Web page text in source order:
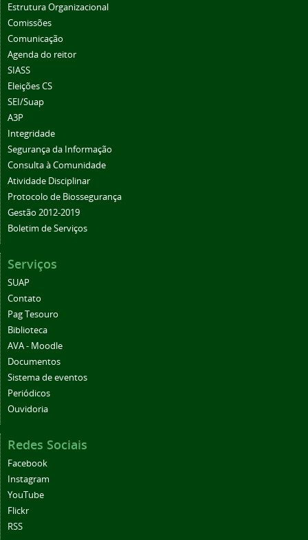
Estrutura Organizacional
Comissões
Comunicação
Agenda do reitor
SIASS
Eleições CS
SEI/Suap
A3P
Integridade
Segurança da Informação
Consulta à Comunidade
Atividade Disciplinar
Protocolo de Biossegurança
Gestão 2012-2019
Boletim de Serviços
Serviços
SUAP
Contato
Pag Tesouro
Biblioteca
AVA - Moodle
Documentos
Sistema de eventos
Periódicos
Ouvidoria
Redes Sociais
Facebook
Instagram
YouTube
Flickr
RSS